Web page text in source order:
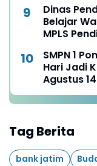
Dinas
Belajar
MPLS
SMPN 1
Hari Jadi
Agustus
Tag Berita
bank jatim